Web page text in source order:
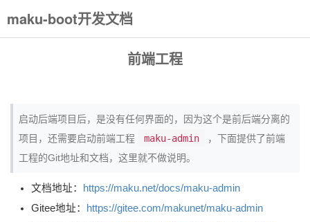
maku-boot开发文档
前端工程
启动后端项目后，是没有任何界面的，因为这个是前后端分离的
项目，还需要启动前端工程
maku-admin
，下面提供了前端
工程的Git地址和文档，这里就不做说明。
文档地址：
https://maku.net/docs/maku-admin
Gitee地址：
https://gitee.com/makunet/maku-admin